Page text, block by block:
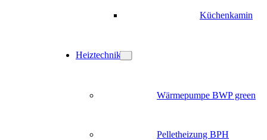
Küchenkamin
Heiztechnik
Wärmepumpe BWP green
Pelletheizung BPH